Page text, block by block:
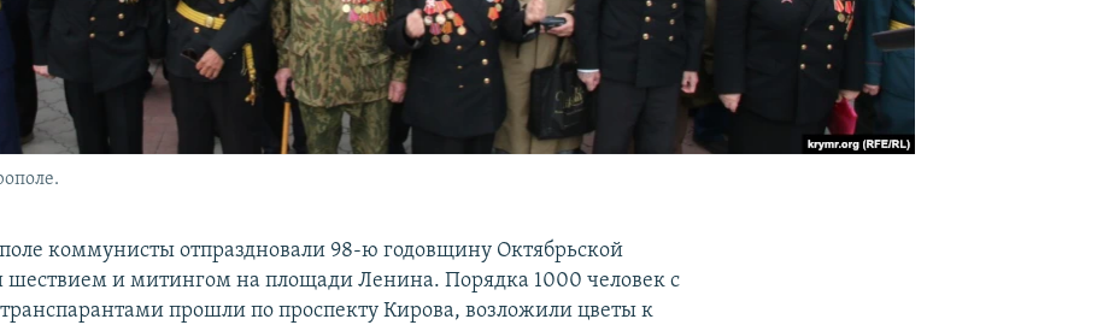
коммунисты отпраздновали 98-ю годовщину Октябрьской
шествием и митингом на площади Ленина. Порядка 1000 человек с
прошли по проспекту Кирова, возложили цветы к